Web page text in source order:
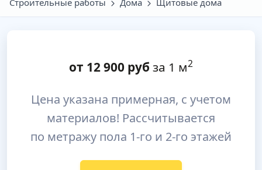
Строительные работы Дома Щитовые дома
от 12 900 руб за 1 м2
Цена указана примерная, с учетом
материалов! Рассчитывается
по метражу пола 1-го и 2-го этажей